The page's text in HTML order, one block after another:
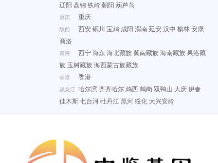
辽阳 盘锦铁岭朝阳 葫芦岛
重庆 重庆
陕西 西安铜川 宝鸡 咸阳 渭南延安汉中 榆林安康
商洛
青海 西宁海东海北藏族黄南藏族海南藏族果洛藏
族 玉树藏族海西蒙古族藏族
香港 香港
黑龙江 哈尔滨齐齐哈尔鸡西鹤岗 双鸭山 大庆伊春
佳木斯七台河牡丹江黑河绥化 大兴安岭